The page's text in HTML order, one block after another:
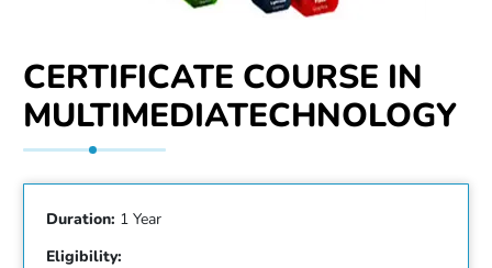
CERTIFICATE COURSE IN
MULTIMEDIATECHNOLOGY
Duration: 1 Year
Eligibility: